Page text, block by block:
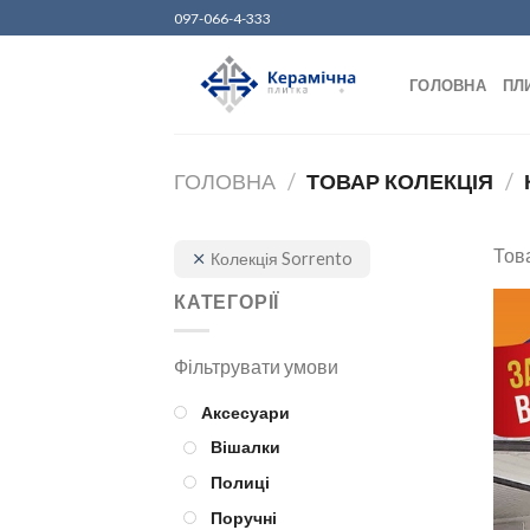
to
097-066-4-333
ГОЛОВНА
ГОЛОВНА / ТОВАР КОЛЕКЦІЯ /
Колекція Sorrento
КАТЕГОРІЇ
Аксесуари
Вішалки
Полиці
Поручні